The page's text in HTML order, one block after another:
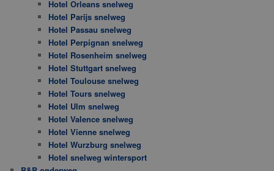
Hotel Orleans snelweg
Hotel Parijs snelweg
Hotel Passau snelweg
Hotel Perpignan snelweg
Hotel Rosenheim snelweg
Hotel Stuttgart snelweg
Hotel Toulouse snelweg
Hotel Tours snelweg
Hotel Ulm snelweg
Hotel Valence snelweg
Hotel Vienne snelweg
Hotel Wurzburg snelweg
Hotel snelweg wintersport